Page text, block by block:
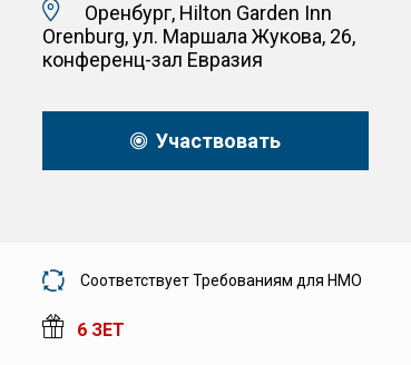
Оренбург, Hilton Garden Inn
Orenburg, ул. Маршала Жукова, 26,
конференц-зал Евразия
Участвовать
Соответствует Требованиям для НМО
6 ЗЕТ